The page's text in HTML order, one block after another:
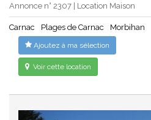
Annonce n° 2307 | Location Maison
Carnac Plages de Carnac Morbihan
Ajoutez à ma sélection
Voir cette location